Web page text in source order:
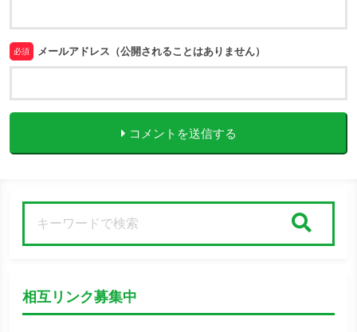
必須 メールアドレス（公開されることはありません）
コメントを送信する
相互リンク募集中